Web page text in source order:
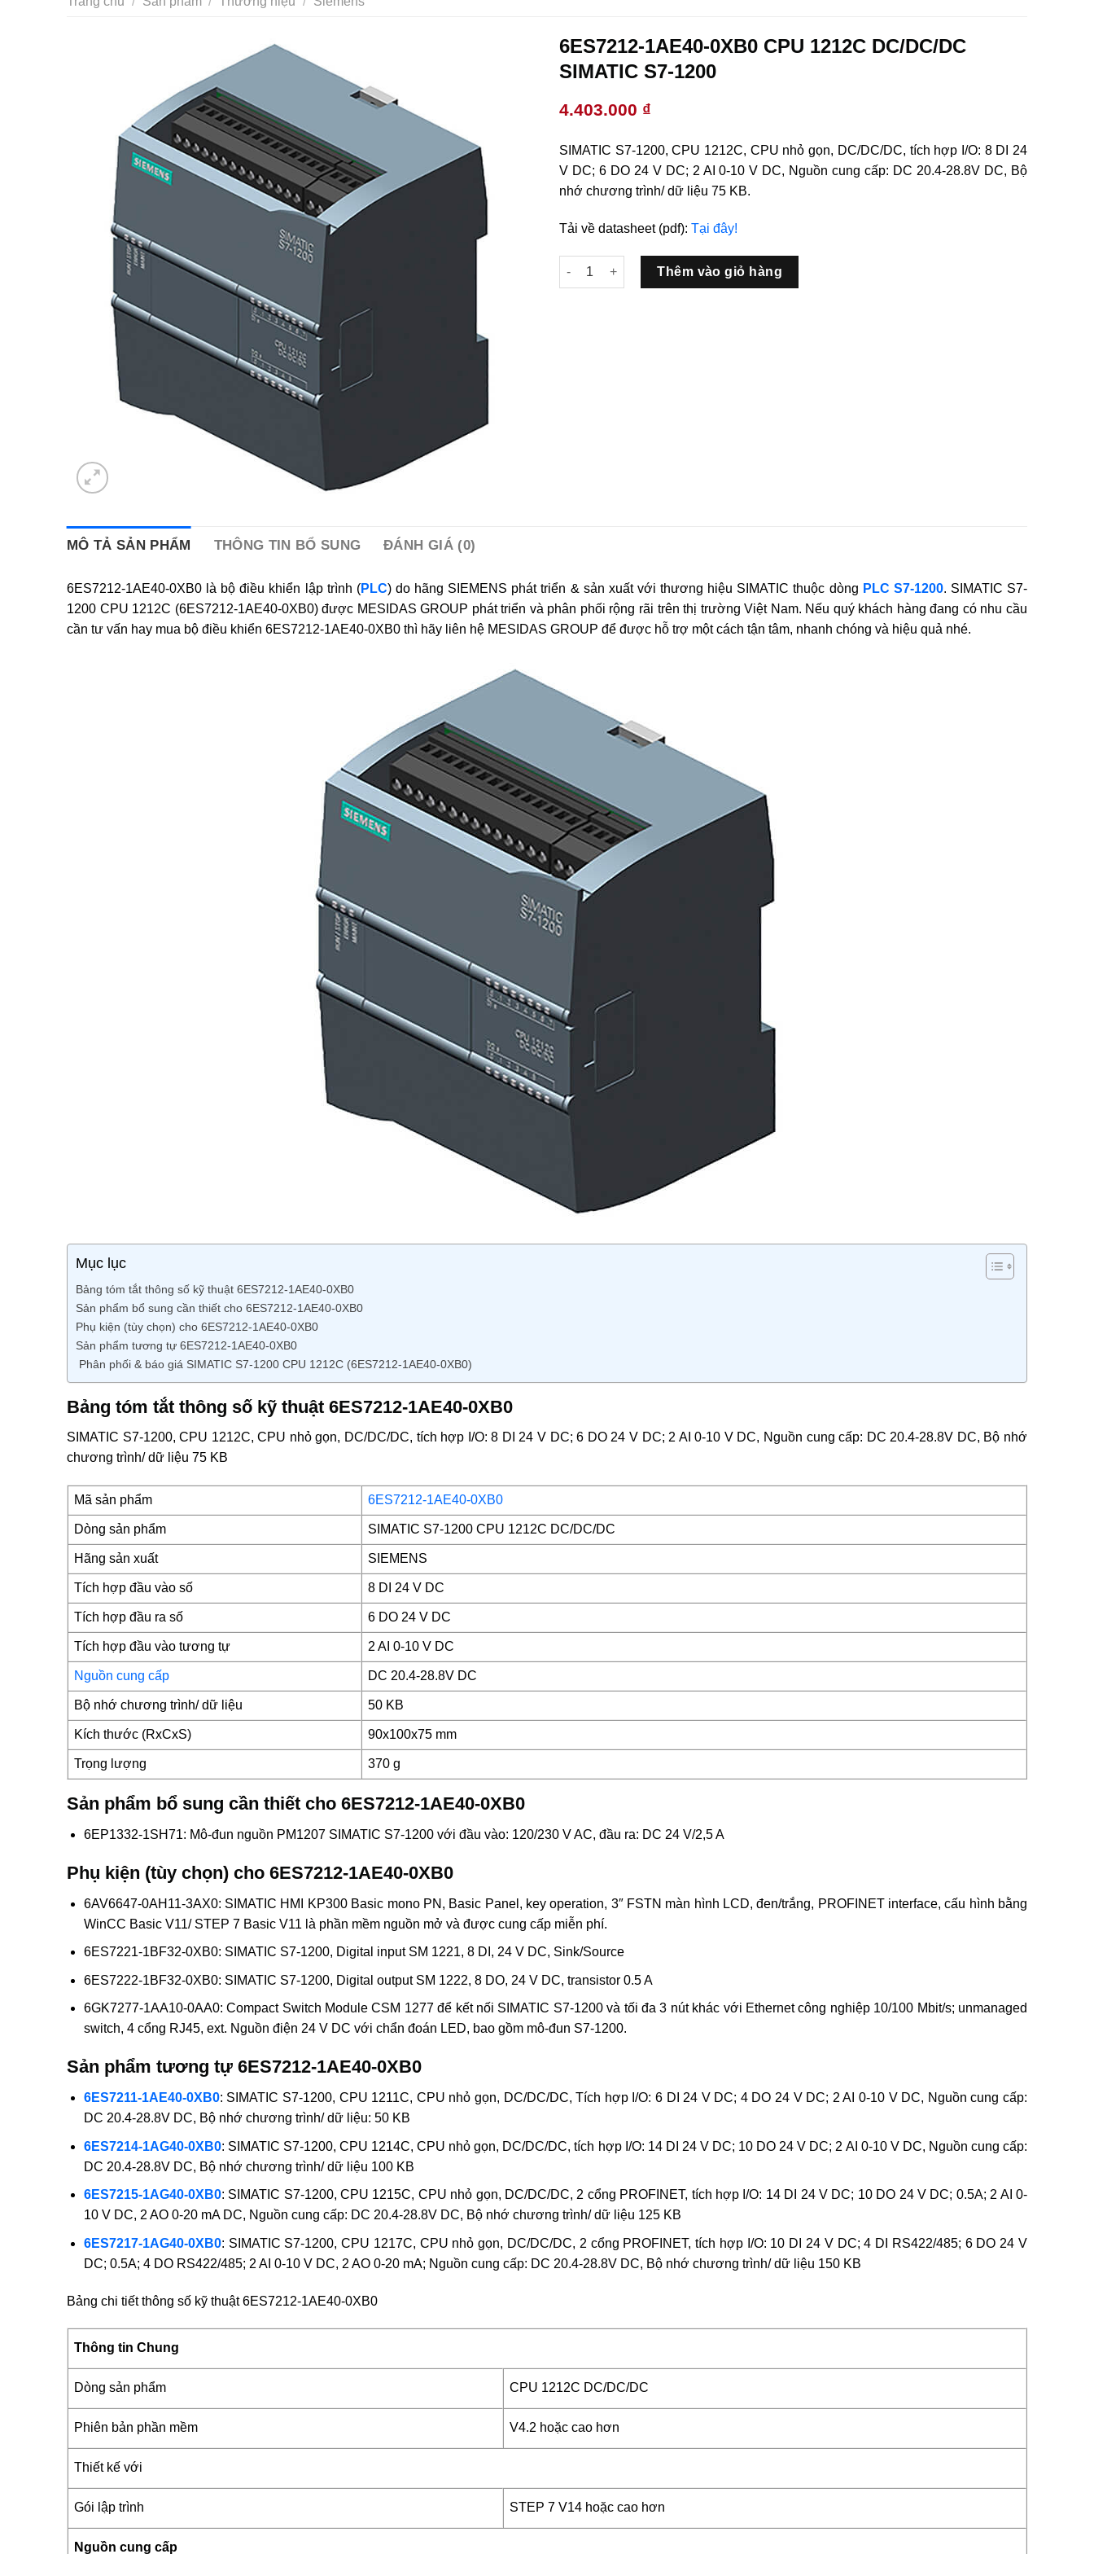
6ES7212-1AE40-0XB0 CPU 1212C DC/DC/DC
SIMATIC S7-1200
4.403.000 ₫
SIMATIC S7-1200, CPU 1212C, CPU nhỏ gọn, DC/DC/DC, tích hợp I/O: 8 DI 24
V DC; 6 DO 24 V DC; 2 AI 0-10 V DC, Nguồn cung cấp: DC 20.4-28.8V DC, Bộ
nhớ chương trình/ dữ liệu 75 KB.
Tải về datasheet (pdf): Tại đây!
6ES7212-1AE40-0XB0 CPU 1212C DC/DC/DC SIMATIC S7-1200 số lượng
Thêm vào giỏ hàng
MÔ TẢ SẢN PHẨM THÔNG TIN BỔ SUNG ĐÁNH GIÁ (0)
6ES7212-1AE40-0XB0 là bộ điều khiển lập trình (PLC) do hãng SIEMENS phát triển & sản xuất với thương hiệu SIMATIC thuộc dòng PLC S7-1200. SIMATIC S7-
1200 CPU 1212C (6ES7212-1AE40-0XB0) được MESIDAS GROUP phát triển và phân phối rộng rãi trên thị trường Việt Nam. Nếu quý khách hàng đang có nhu cầu
cần tư vấn hay mua bộ điều khiển 6ES7212-1AE40-0XB0 thì hãy liên hệ MESIDAS GROUP để được hỗ trợ một cách tận tâm, nhanh chóng và hiệu quả nhé.
Mục lục
Bảng tóm tắt thông số kỹ thuật 6ES7212-1AE40-0XB0
Sản phẩm bổ sung cần thiết cho 6ES7212-1AE40-0XB0
Phụ kiện (tùy chọn) cho 6ES7212-1AE40-0XB0
Sản phẩm tương tự 6ES7212-1AE40-0XB0
Phân phối & báo giá SIMATIC S7-1200 CPU 1212C (6ES7212-1AE40-0XB0)
Bảng tóm tắt thông số kỹ thuật 6ES7212-1AE40-0XB0
SIMATIC S7-1200, CPU 1212C, CPU nhỏ gọn, DC/DC/DC, tích hợp I/O: 8 DI 24 V DC; 6 DO 24 V DC; 2 AI 0-10 V DC, Nguồn cung cấp: DC 20.4-28.8V DC, Bộ nhớ
chương trình/ dữ liệu 75 KB
Mã sản phẩm 6ES7212-1AE40-0XB0
Dòng sản phẩm SIMATIC S7-1200 CPU 1212C DC/DC/DC
Hãng sản xuất SIEMENS
Tích hợp đầu vào số 8 DI 24 V DC
Tích hợp đầu ra số 6 DO 24 V DC
Tích hợp đầu vào tương tự 2 AI 0-10 V DC
Nguồn cung cấp DC 20.4-28.8V DC
Bộ nhớ chương trình/ dữ liệu 50 KB
Kích thước (RxCxS) 90x100x75 mm
Trọng lượng 370 g
Sản phẩm bổ sung cần thiết cho 6ES7212-1AE40-0XB0
6EP1332-1SH71: Mô-đun nguồn PM1207 SIMATIC S7-1200 với đầu vào: 120/230 V AC, đầu ra: DC 24 V/2,5 A
Phụ kiện (tùy chọn) cho 6ES7212-1AE40-0XB0
6AV6647-0AH11-3AX0: SIMATIC HMI KP300 Basic mono PN, Basic Panel, key operation, 3″ FSTN màn hình LCD, đen/trắng, PROFINET interface, cấu hình bằng
WinCC Basic V11/ STEP 7 Basic V11 là phần mềm nguồn mở và được cung cấp miễn phí.
6ES7221-1BF32-0XB0: SIMATIC S7-1200, Digital input SM 1221, 8 DI, 24 V DC, Sink/Source
6ES7222-1BF32-0XB0: SIMATIC S7-1200, Digital output SM 1222, 8 DO, 24 V DC, transistor 0.5 A
6GK7277-1AA10-0AA0: Compact Switch Module CSM 1277 để kết nối SIMATIC S7-1200 và tối đa 3 nút khác với Ethernet công nghiệp 10/100 Mbit/s; unmanaged
switch, 4 cổng RJ45, ext. Nguồn điện 24 V DC với chẩn đoán LED, bao gồm mô-đun S7-1200.
Sản phẩm tương tự 6ES7212-1AE40-0XB0
6ES7211-1AE40-0XB0: SIMATIC S7-1200, CPU 1211C, CPU nhỏ gọn, DC/DC/DC, Tích hợp I/O: 6 DI 24 V DC; 4 DO 24 V DC; 2 AI 0-10 V DC, Nguồn cung cấp:
DC 20.4-28.8V DC, Bộ nhớ chương trình/ dữ liệu: 50 KB
6ES7214-1AG40-0XB0: SIMATIC S7-1200, CPU 1214C, CPU nhỏ gọn, DC/DC/DC, tích hợp I/O: 14 DI 24 V DC; 10 DO 24 V DC; 2 AI 0-10 V DC, Nguồn cung cấp:
DC 20.4-28.8V DC, Bộ nhớ chương trình/ dữ liệu 100 KB
6ES7215-1AG40-0XB0: SIMATIC S7-1200, CPU 1215C, CPU nhỏ gọn, DC/DC/DC, 2 cổng PROFINET, tích hợp I/O: 14 DI 24 V DC; 10 DO 24 V DC; 0.5A; 2 AI 0-
10 V DC, 2 AO 0-20 mA DC, Nguồn cung cấp: DC 20.4-28.8V DC, Bộ nhớ chương trình/ dữ liệu 125 KB
6ES7217-1AG40-0XB0: SIMATIC S7-1200, CPU 1217C, CPU nhỏ gọn, DC/DC/DC, 2 cổng PROFINET, tích hợp I/O: 10 DI 24 V DC; 4 DI RS422/485; 6 DO 24 V
DC; 0.5A; 4 DO RS422/485; 2 AI 0-10 V DC, 2 AO 0-20 mA; Nguồn cung cấp: DC 20.4-28.8V DC, Bộ nhớ chương trình/ dữ liệu 150 KB
Bảng chi tiết thông số kỹ thuật 6ES7212-1AE40-0XB0
Thông tin Chung
Dòng sản phẩm CPU 1212C DC/DC/DC
Phiên bản phần mềm V4.2 hoặc cao hơn
Thiết kế với
Gói lập trình STEP 7 V14 hoặc cao hơn
Nguồn cung cấp